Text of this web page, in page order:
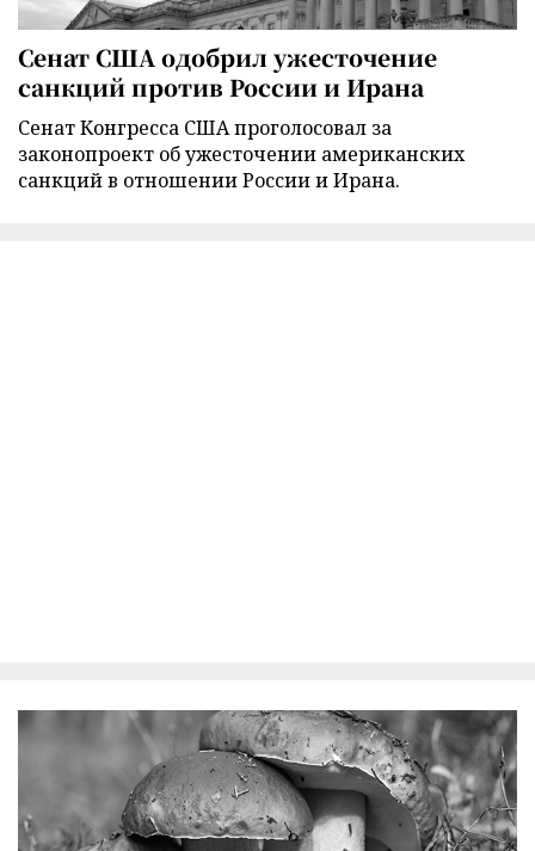
Сенат США одобрил ужесточение
санкций против России и Ирана
Сенат Конгресса США проголосовал за
законопроект об ужесточении американских
санкций в отношении России и Ирана.